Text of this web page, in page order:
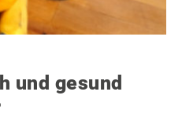
und gesund